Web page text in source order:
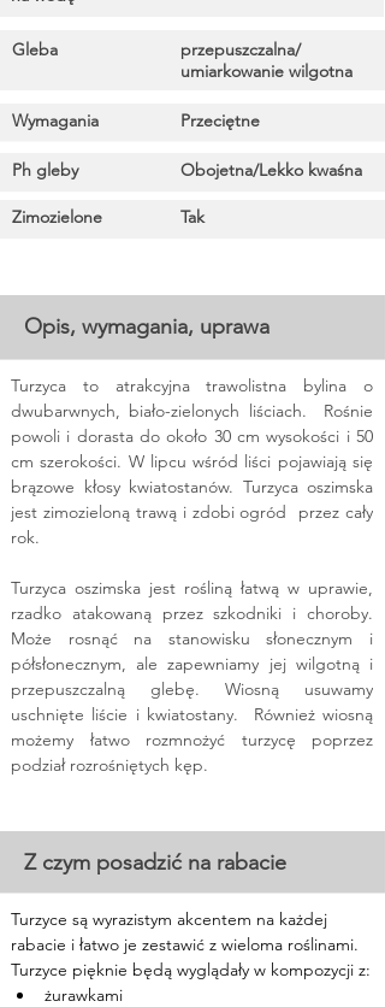
Gleba
przepuszczalna/
umiarkowanie wilgotna
Wymagania Przeciętne
Ph gleby Obojetna/Lekko kwaśna
Zimozielone Tak
Opis, wymagania, uprawa
Turzyca to atrakcyjna trawolistna bylina o
dwubarwnych, biało-zielonych liściach.  Rośnie
powoli i dorasta do około 30 cm wysokości i 50
cm szerokości. W lipcu wśród liści pojawiają się
brązowe kłosy kwiatostanów. Turzyca oszimska
jest zimozieloną trawą i zdobi ogród  przez cały
rok.
Turzyca oszimska jest rośliną łatwą w uprawie,
rzadko atakowaną przez szkodniki i choroby.
Może rosnąć na stanowisku słonecznym i
półsłonecznym, ale zapewniamy jej wilgotną i
przepuszczalną glebę. Wiosną usuwamy
uschnięte liście i kwiatostany.  Również wiosną
możemy łatwo rozmnożyć turzycę poprzez
podział rozrośniętych kęp.
Z czym posadzić na rabacie
Turzyce są wyrazistym akcentem na każdej
rabacie i łatwo je zestawić z wieloma roślinami.
Turzyce pięknie będą wyglądały w kompozycji z:
żurawkami